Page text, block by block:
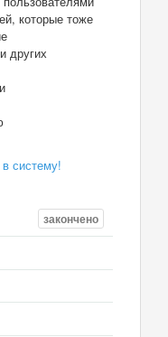
которые тоже
других
систему!
закончено